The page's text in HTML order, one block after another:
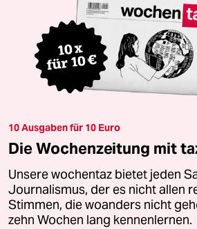
10 Ausgaben für 10 Euro
Die Wochenzeitung mit
Unsere wochentaz bietet jeden
Journalismus, der es nicht allen
Stimmen, die woanders nicht
zehn Wochen lang kennenlernen.